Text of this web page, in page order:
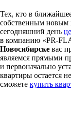
Тех, кто в
собственным новым
сегодняшний день
в компанию «PR-
Новосибирске вас
являемся прямыми
и первоначально
квартиры остается
сможете купить